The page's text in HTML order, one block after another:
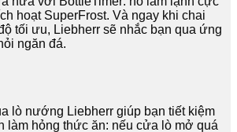
hoạt SuperFrost. Và ngay khi chai
tối ưu, Liebherr sẽ nhắc bạn qua ứng
ngăn đá.
lò nướng Liebherr giúp bạn tiết kiệm
làm hỏng thức ăn: nếu cửa lò mở quá